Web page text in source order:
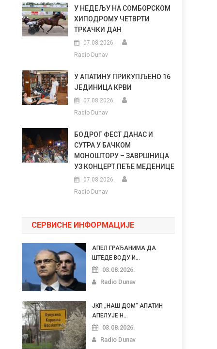
У НЕДЕЉУ НА СОМБОРСКОМ
ХИПОДРОМУ ЧЕТВРТИ
ТРКАЧКИ ДАН
07.08.2026.
Radio Dunav
У АПАТИНУ ПРИКУПЉЕНО 16
ЈЕДИНИЦА КРВИ
07.08.2026.
Radio Dunav
БОДРОГ ФЕСТ ДАНАС И
СУТРА У БАЧКОМ
МОНОШТОРУ – ЗАВРШНИЦА
УЗ КОНЦЕРТ ПЕЂЕ МЕДЕНИЦЕ
07.08.2026.
Radio Dunav
СЕРВИСНЕ ИНФОРМАЦИЈЕ
АПЕЛ ГРАЂАНИМА ДА
ШТЕДЕ ВОДУ И...
03.08.2026.
Radio Dunav
ЈКП „НАШ ДОМ“ АПАТИН
АПЕЛУЈЕ Н...
03.08.2026.
Radio Dunav